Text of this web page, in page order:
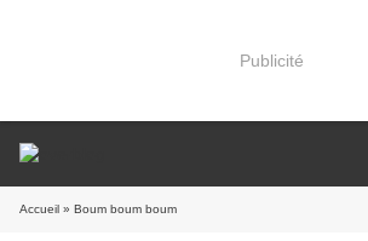
Publicité
Accueil » Boum boum boum